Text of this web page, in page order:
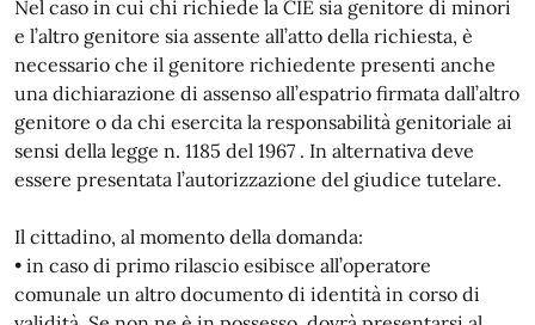
Nel caso in cui chi richiede la CIE sia genitore di minori
e l’altro genitore sia assente all’atto della richiesta, è
necessario che il genitore richiedente presenti anche
una dichiarazione di assenso all’espatrio firmata dall’altro
genitore o da chi esercita la responsabilità genitoriale ai
sensi della legge n. 1185 del 1967 . In alternativa deve
essere presentata l’autorizzazione del giudice tutelare.
Il cittadino, al momento della domanda:
• in caso di primo rilascio esibisce all’operatore
comunale un altro documento di identità in corso di